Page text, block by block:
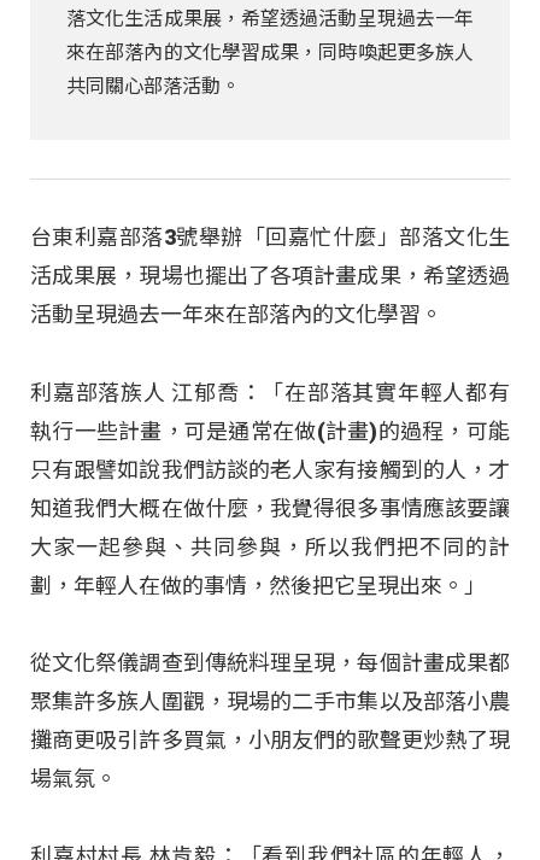
落文化生活成果展，希望透過活動呈現過去一年
來在部落內的文化學習成果，同時喚起更多族人
共同關心部落活動。
台東利嘉部落3號舉辦「回嘉忙什麼」部落文化生
活成果展，現場也擺出了各項計畫成果，希望透過
活動呈現過去一年來在部落內的文化學習。
利嘉部落族人 江郁喬：「在部落其實年輕人都有
執行一些計畫，可是通常在做(計畫)的過程，可能
只有跟譬如說我們訪談的老人家有接觸到的人，才
知道我們大概在做什麼，我覺得很多事情應該要讓
大家一起參與、共同參與，所以我們把不同的計
劃，年輕人在做的事情，然後把它呈現出來。」
從文化祭儀調查到傳統料理呈現，每個計畫成果都
聚集許多族人圍觀，現場的二手市集以及部落小農
攤商更吸引許多買氣，小朋友們的歌聲更炒熱了現
場氣氛。